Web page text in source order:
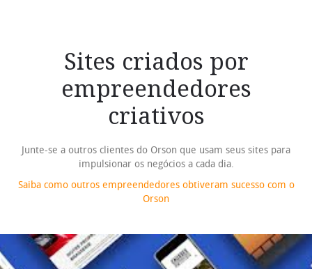
Sites criados por
empreendedores
criativos
Junte-se a outros clientes do Orson que usam seus sites para
impulsionar os negócios a cada dia.
Saiba como outros empreendedores obtiveram sucesso com o
Orson